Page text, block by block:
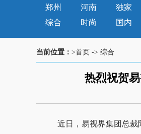
郑州 河南
独家
综合
时尚 国内
当前位置： >首页 -> 综合
热烈祝贺
近日，易视界集团总裁陶